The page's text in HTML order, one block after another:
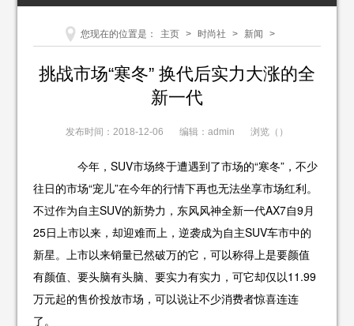
您现在的位置是： 主页 > 时尚社 > 新闻 >
挑战市场“寒冬” 换代后实力大涨的全
新一代
发布时间：2018-12-06 编辑：admin 浏览（ ）
今年，SUV市场终于遭遇到了市场的“寒冬”，不少
往日的市场“宠儿”在今年的行情下再也无法坐享市场红利。
不过作为自主SUV的新势力，东风风神全新一代AX7自9月
25日上市以来，却迎难而上，逆袭成为自主SUV车市中的
新星。上市以来销量已然破万的它，可以称得上是要颜值
有颜值、要头脑有头脑、要实力有实力，可它却仅以11.99
万元起的售价投放市场，可以说让不少消费者惊喜连连
了。